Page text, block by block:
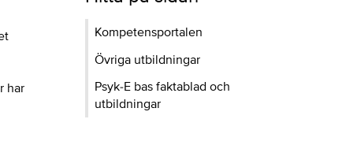
har
Kompetensportalen
Övriga utbildningar
Psyk-E bas faktablad och
utbildningar